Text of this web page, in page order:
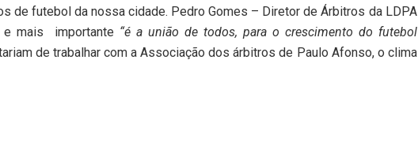
de futebol da nossa cidade. Pedro Gomes – Diretor de Árbitros da LDPA
e mais
importante “é a união de todos, para o crescimento do futebol
de trabalhar com a Associação dos árbitros de Paulo Afonso, o clima